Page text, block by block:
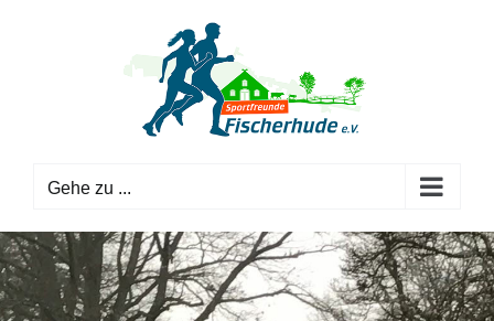
Gehe zu ...